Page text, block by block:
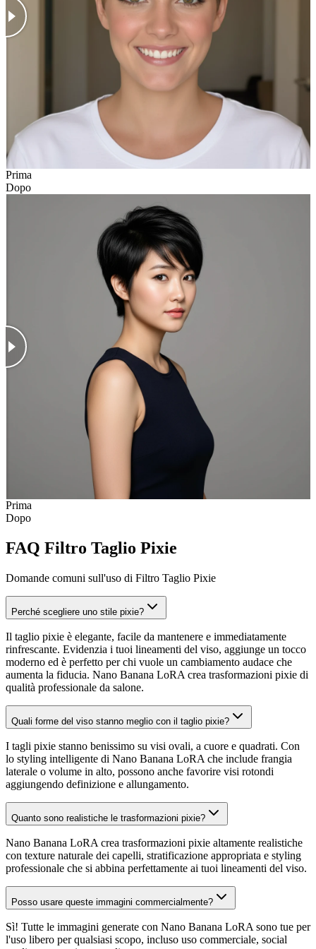
Prima
Dopo
Prima
Dopo
FAQ Filtro Taglio Pixie
Domande comuni sull'uso di Filtro Taglio Pixie
Perché scegliere uno stile pixie?
Il taglio pixie è elegante, facile da mantenere e immediatamente
rinfrescante. Evidenzia i tuoi lineamenti del viso, aggiunge un tocco
moderno ed è perfetto per chi vuole un cambiamento audace che
aumenta la fiducia. Nano Banana LoRA crea trasformazioni pixie di
qualità professionale da salone.
Quali forme del viso stanno meglio con il taglio pixie?
I tagli pixie stanno benissimo su visi ovali, a cuore e quadrati. Con
lo styling intelligente di Nano Banana LoRA che include frangia
laterale o volume in alto, possono anche favorire visi rotondi
aggiungendo definizione e allungamento.
Quanto sono realistiche le trasformazioni pixie?
Nano Banana LoRA crea trasformazioni pixie altamente realistiche
con texture naturale dei capelli, stratificazione appropriata e styling
professionale che si abbina perfettamente ai tuoi lineamenti del viso.
Posso usare queste immagini commercialmente?
Sì! Tutte le immagini generate con Nano Banana LoRA sono tue per
l'uso libero per qualsiasi scopo, incluso uso commerciale, social